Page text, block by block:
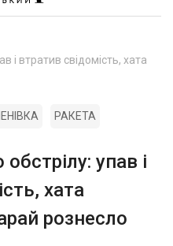
і втратив свідомість, хата
РАКЕТА
упав і
хата
рознесло